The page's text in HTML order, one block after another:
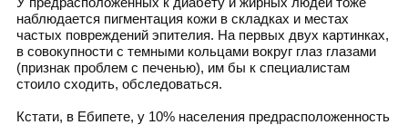
наблюдается пигментация кожи в складках и местах
частых повреждений эпителия. На первых двух картинках,
в совокупности с темными кольцами вокруг глаз глазами
(признак проблем с печенью), им бы к специалистам
стоило сходить, обследоваться.
Кстати, в Ебипете, у 10% населения предрасположенность